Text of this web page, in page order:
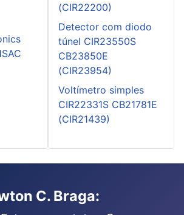
(CIR22200)
Detector com diodo
túnel CIR23550S
CB23850E
(CIR23954)
Voltímetro simples
CIR22331S CB21781E
(CIR21439)
C. Braga: